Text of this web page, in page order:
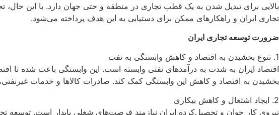
بالایی برای تبدیل شدن به یک قطب تجاری در منطقه و حتی جهان دارد. با این
تجاری ایران و راهکارهای ممکن برای دستیابی به این هدف پرداخته می‌شود.
ضرورت توسعه تجاری ایران
1. تنوع بخشیدن به اقتصاد و کاهش وابستگی به نفت
اقتصاد ایران به شدت به درآمدهای نفتی وابسته است. این وابستگی باعث شده تا
بخشیدن به اقتصاد و کاهش این وابستگی کمک کند. صادرات کالاها و خدمات
2. ایجاد اشتغال و کاهش بیکاری
نیروی کار جوان و تحصیل‌کرده ایران نیازمند فرصت‌های شغلی پایدار است. توسعه